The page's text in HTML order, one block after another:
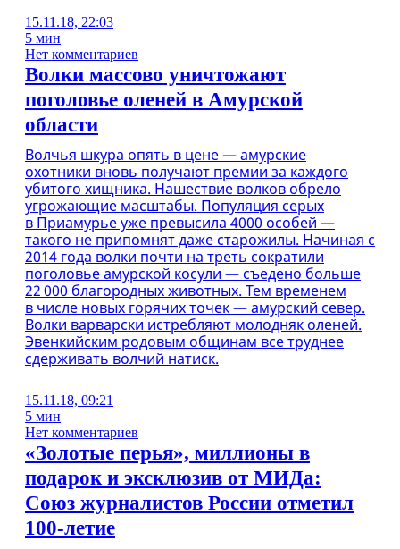
15.11.18, 22:03
5 мин
Нет комментариев
Волки массово уничтожают
поголовье оленей в Амурской
области
Волчья шкура опять в цене — амурские
охотники вновь получают премии за каждого
убитого хищника. Нашествие волков обрело
угрожающие масштабы. Популяция серых
в Приамурье уже превысила 4000 особей —
такого не припомнят даже старожилы. Начиная с
2014 года волки почти на треть сократили
поголовье амурской косули — съедено больше
22 000 благородных животных. Тем временем
в числе новых горячих точек — амурский север.
Волки варварски истребляют молодняк оленей.
Эвенкийским родовым общинам все труднее
сдерживать волчий натиск.
15.11.18, 09:21
5 мин
Нет комментариев
«Золотые перья», миллионы в
подарок и эксклюзив от МИДа:
Союз журналистов России отметил
100-летие